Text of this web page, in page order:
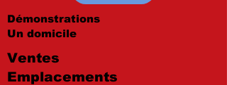
Démonstrations
Un domicile
Ventes
Emplacements